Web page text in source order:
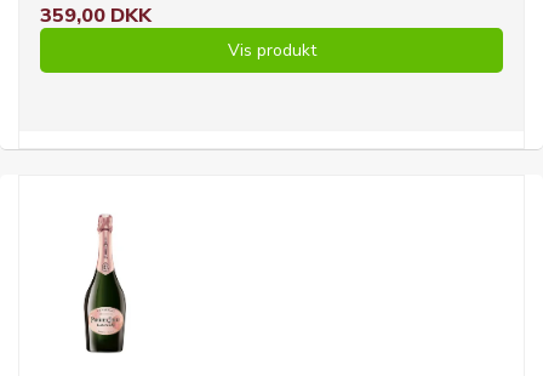
359,00 DKK
Vis produkt